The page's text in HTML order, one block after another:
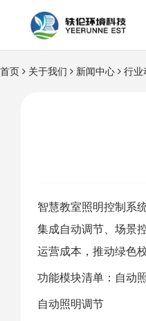
首页 关于我们 新闻中心 行业
智慧教室照明控制系
集成自动调节、场景
运营成本，推动绿色
功能模块清单：自动
自动照明调节